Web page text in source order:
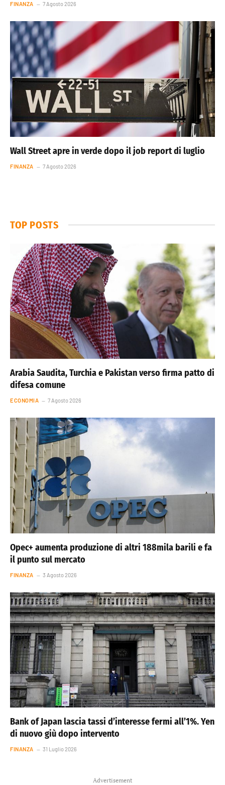
FINANZA 7 Agosto 2026
Wall Street apre in verde dopo il job report di luglio
FINANZA 7 Agosto 2026
TOP POSTS
Arabia Saudita, Turchia e Pakistan verso firma patto di
difesa comune
ECONOMIA 7 Agosto 2026
Opec+ aumenta produzione di altri 188mila barili e fa
il punto sul mercato
FINANZA 3 Agosto 2026
Bank of Japan lascia tassi d’interesse fermi all’1%. Yen
di nuovo giù dopo intervento
FINANZA 31 Luglio 2026
Advertisement